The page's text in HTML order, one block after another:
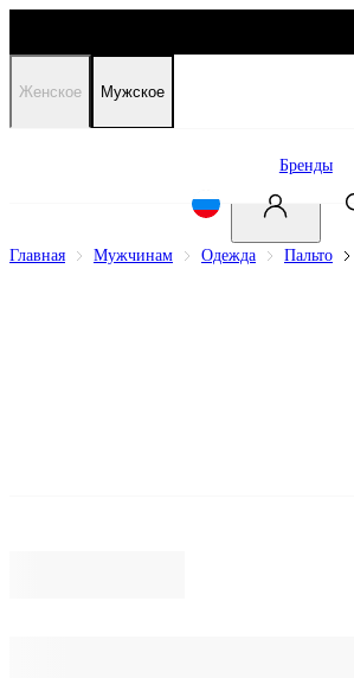
Женское Мужское
Бренды
Главная Мужчинам Одежда Пальто